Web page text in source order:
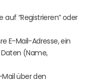
auf “Registrieren” oder
E-Mail-Adresse, ein
(Name,
über den